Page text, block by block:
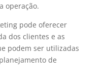
operação.
pode oferecer
dos clientes e as
podem ser utilizadas
de